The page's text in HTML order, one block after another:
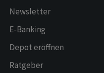
Newsletter
E-Banking
Depot eröffnen
Ratgeber